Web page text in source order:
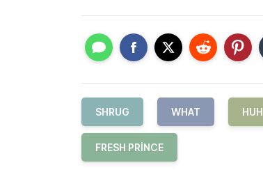
SHRUG WHAT HUH
FRESH PRINCE